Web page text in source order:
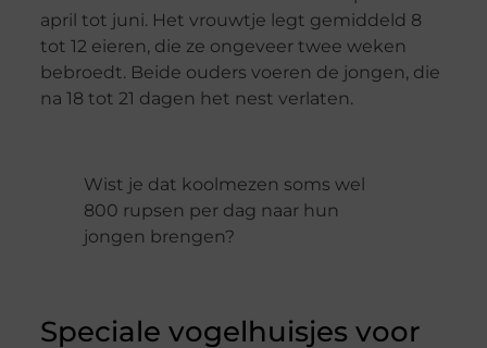
april tot juni. Het vrouwtje legt gemiddeld 8
tot 12 eieren, die ze ongeveer twee weken
bebroedt. Beide ouders voeren de jongen, die
na 18 tot 21 dagen het nest verlaten.
Wist je dat koolmezen soms wel
800 rupsen per dag naar hun
jongen brengen?
Speciale vogelhuisjes voor